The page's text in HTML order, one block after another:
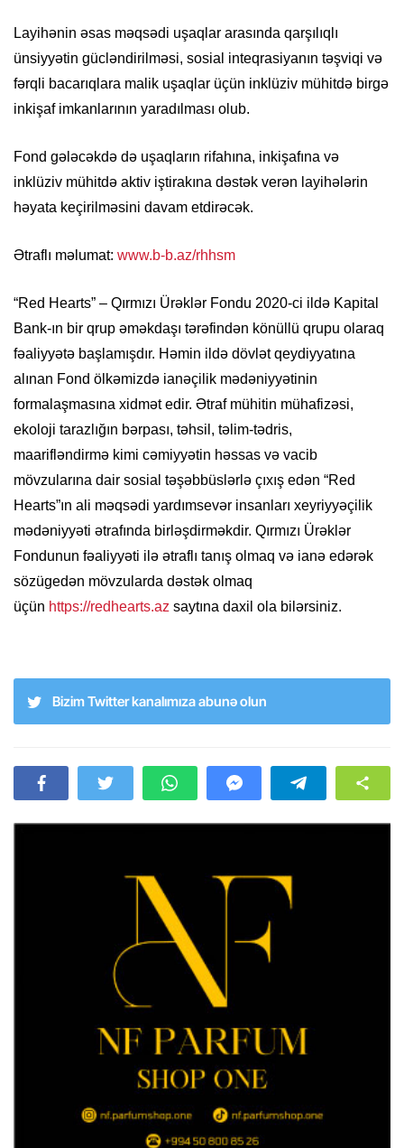
Layihənin əsas məqsədi uşaqlar arasında qarşılıqlı
ünsiyyətin gücləndirilməsi, sosial inteqrasiyanın təşviqi və
fərqli bacarıqlara malik uşaqlar üçün inklüziv mühitdə birgə
inkişaf imkanlarının yaradılması olub.
Fond gələcəkdə də uşaqların rifahına, inkişafına və
inklüziv mühitdə aktiv iştirakına dəstək verən layihələrin
həyata keçirilməsini davam etdirəcək.
Ətraflı məlumat: www.b-b.az/rhhsm
“Red Hearts” – Qırmızı Ürəklər Fondu 2020-ci ildə Kapital
Bank-ın bir qrup əməkdaşı tərəfindən könüllü qrupu olaraq
fəaliyyətə başlamışdır. Həmin ildə dövlət qeydiyyatına
alınan Fond ölkəmizdə ianəçilik mədəniyyətinin
formalaşmasına xidmət edir. Ətraf mühitin mühafizəsi,
ekoloji tarazlığın bərpası, təhsil, təlim-tədris,
maarifləndirmə kimi cəmiyyətin həssas və vacib
mövzularına dair sosial təşəbbüslərlə çıxış edən “Red
Hearts”ın ali məqsədi yardımsevər insanları xeyriyyəçilik
mədəniyyəti ətrafında birləşdirməkdir. Qırmızı Ürəklər
Fondunun fəaliyyəti ilə ətraflı tanış olmaq və ianə edərək
sözügedən mövzularda dəstək olmaq
üçün https://redhearts.az saytına daxil ola bilərsiniz.
Bizim Twitter kanalımıza abunə olun